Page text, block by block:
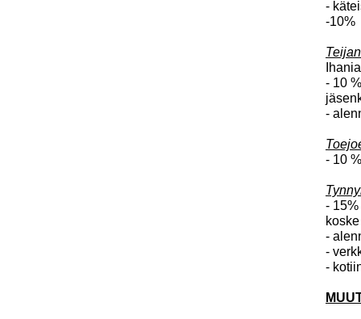
-
-10%
- 10
-
- 10
-
-
-
-